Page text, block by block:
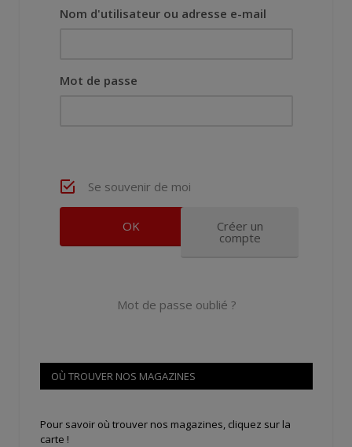
Nom d'utilisateur ou adresse e-mail
Mot de passe
Se souvenir de moi
Créer un
compte
Mot de passe oublié ?
OÙ TROUVER NOS MAGAZINES
Pour savoir où trouver nos magazines, cliquez sur la
carte !